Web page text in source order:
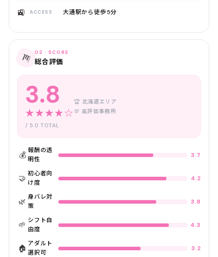
🚉 ACCESS 大通駅から徒歩5分
📊 02 · SCORE
総合評価
3.8
★★★★☆
/ 5.0 TOTAL
🏆 北海道エリア
💯 高評価事務所
💰 報酬の透
明性
3.7
🤝 初心者向
け度
4.2
🌿 身バレ対
策
3.8
🌱 シフト自
由度
4.3
🏠 アダルト
選択可
3.2